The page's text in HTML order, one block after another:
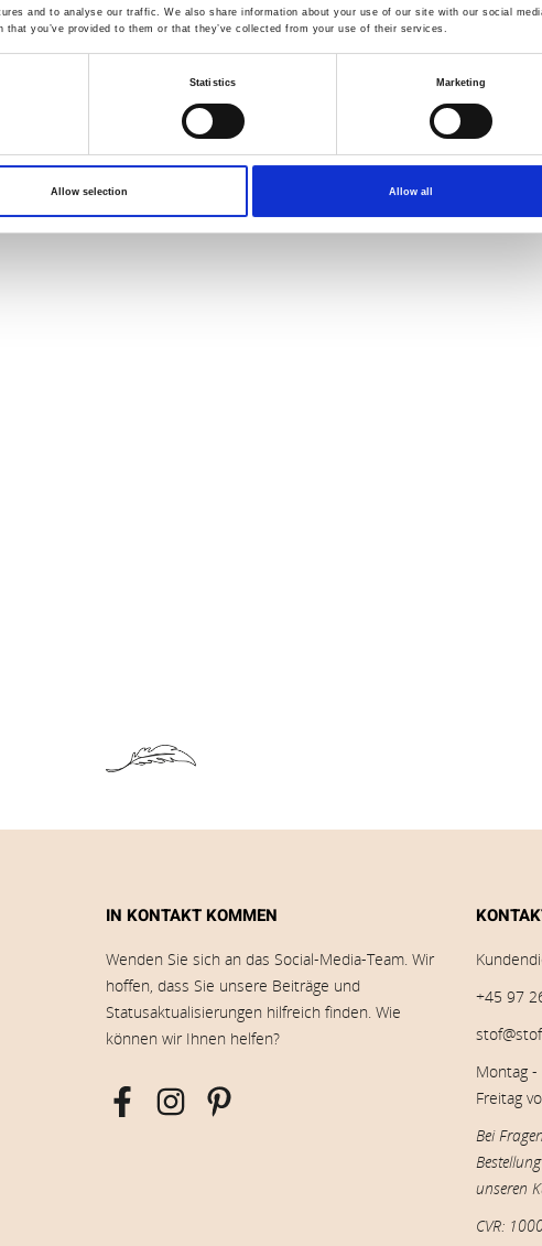
and to analyse our traffic. We also share information about your use of our site with our social
you’ve provided to them or that they’ve collected from your use of their services.
Statistics Marketing
Allow selection Allow all
IN KONTAKT KOMMEN
Wenden Sie sich an das Social-Media-Team. Wir
hoffen, dass Sie unsere Beiträge und
Statusaktualisierungen hilfreich finden. Wie
können wir Ihnen helfen?
+45 97
Montag
Freitag
Bei
unseren
CVR: